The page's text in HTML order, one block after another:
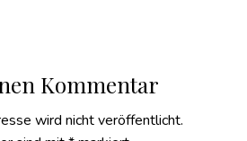
Kommentar
wird nicht veröffentlicht.